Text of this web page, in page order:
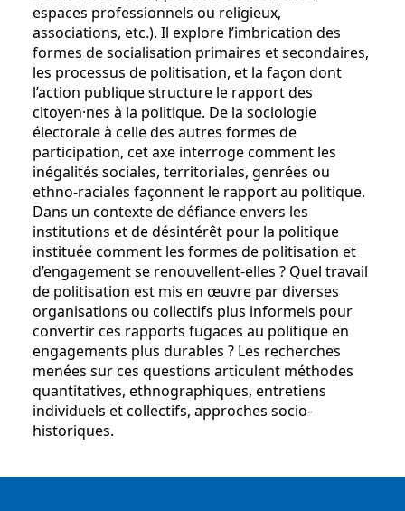
espaces professionnels ou religieux,
associations, etc.). Il explore l’imbrication des
formes de socialisation primaires et secondaires,
les processus de politisation, et la façon dont
l’action publique structure le rapport des
citoyen·nes à la politique. De la sociologie
électorale à celle des autres formes de
participation, cet axe interroge comment les
inégalités sociales, territoriales, genrées ou
ethno-raciales façonnent le rapport au politique.
Dans un contexte de défiance envers les
institutions et de désintérêt pour la politique
instituée comment les formes de politisation et
d’engagement se renouvellent-elles ? Quel travail
de politisation est mis en œuvre par diverses
organisations ou collectifs plus informels pour
convertir ces rapports fugaces au politique en
engagements plus durables ? Les recherches
menées sur ces questions articulent méthodes
quantitatives, ethnographiques, entretiens
individuels et collectifs, approches socio-
historiques.